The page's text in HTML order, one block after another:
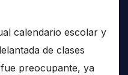
calendario escolar y
de clases
preocupante, ya